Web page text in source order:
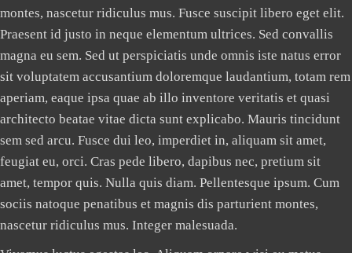
montes, nascetur ridiculus mus. Fusce suscipit libero eget elit.
Praesent id justo in neque elementum ultrices. Sed convallis
magna eu sem. Sed ut perspiciatis unde omnis iste natus error
sit voluptatem accusantium doloremque laudantium, totam rem
aperiam, eaque ipsa quae ab illo inventore veritatis et quasi
architecto beatae vitae dicta sunt explicabo. Mauris tincidunt
sem sed arcu. Fusce dui leo, imperdiet in, aliquam sit amet,
feugiat eu, orci. Cras pede libero, dapibus nec, pretium sit
amet, tempor quis. Nulla quis diam. Pellentesque ipsum. Cum
sociis natoque penatibus et magnis dis parturient montes,
nascetur ridiculus mus. Integer malesuada.